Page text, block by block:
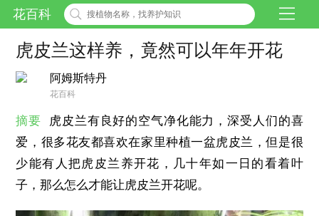
花百科
虎皮兰这样养，竟然可以年年开花
阿姆斯特丹
花百科
摘要
虎皮兰有良好的空气净化能力，深受人们的喜
爱，很多花友都喜欢在家里种植一盆虎皮兰，但是很
少能有人把虎皮兰养开花，几十年如一日的看着叶
子，那么怎么才能让虎皮兰开花呢。